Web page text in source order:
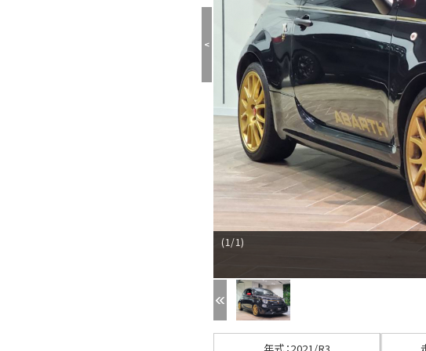
<
(1/1)